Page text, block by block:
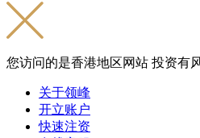
您访问的是香港地区网站 投资有
关于领峰
开立账户
快速注资